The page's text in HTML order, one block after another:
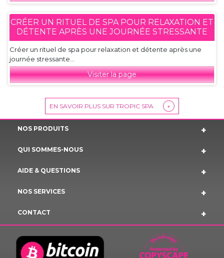
CRÉER UN RITUEL DE SPA POUR RELAXATION ET
DÉTENTE APRÈS UNE JOURNÉE STRESSANTE
Créer un rituel de spa pour relaxation et détente après une
journée stressante...
Visiter la page
EN SAVOIR PLUS SUR TROPIC SPA +
NOS PRODUITS
QUI SOMMES-NOUS
AIDE & QUESTIONS
NOS SERVICES
CONTACT